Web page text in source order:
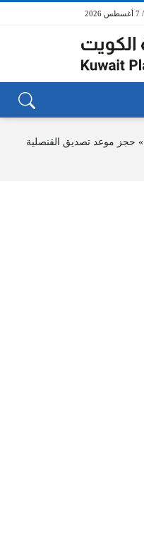
» حجز موعد تصديق القنصلية